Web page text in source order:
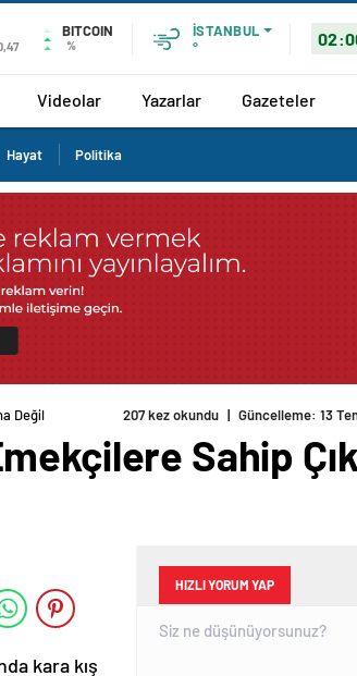
BITCOIN
%
İSTANBUL
°
Videolar Yazarlar Gazeteler
Hayat Politika
Değil 207 kez okundu | Güncelleme: 13
Sahip
kara kış
HIZLI YORUM YAP